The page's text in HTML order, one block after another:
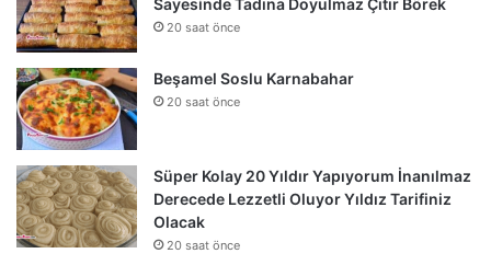
20 saat önce
Beşamel Soslu Karnabahar
20 saat önce
Süper Kolay 20 Yıldır Yapıyorum İnanılmaz
Derecede Lezzetli Oluyor Yıldız Tarifiniz
Olacak
20 saat önce